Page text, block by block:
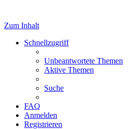
Zum Inhalt
Schnellzugriff
Unbeantwortete Themen
Aktive Themen
Suche
FAQ
Anmelden
Registrieren